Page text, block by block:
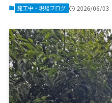
施工中・現場ブログ 2026/06/03